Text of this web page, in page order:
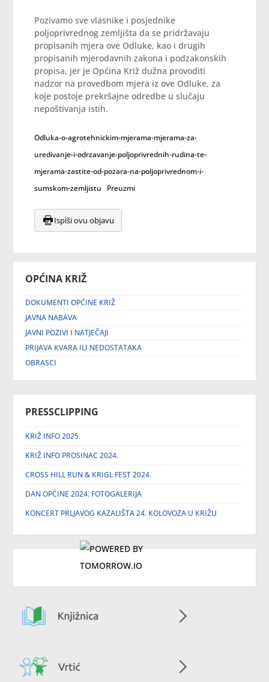
OPĆINA KRIŽ
DOKUMENTI OPĆINE KRIŽ
JAVNA NABAVA
JAVNI POZIVI I NATJEČAJI
PRIJAVA KVARA ILI NEDOSTATAKA
OBRASCI
PRESSCLIPPING
KRIŽ INFO 2025.
KRIŽ INFO PROSINAC 2024.
CROSS HILL RUN & KRIGL FEST 2024.
DAN OPĆINE 2024. FOTOGALERIJA
KONCERT PRLJAVOG KAZALIŠTA 24. KOLOVOZA U KRIŽU
Pozivamo sve vlasnike i posjednike
poljoprivrednog zemljišta da se pridržavaju
propisanih mjera ove Odluke, kao i drugih
propisanih mjerodavnih zakona i podzakonskih
propisa, jer je Općina Križ dužna provoditi
nadzor na provedbom mjera iz ove Odluke, za
koje postoje prekršajne odredbe u slučaju
nepoštivanja istih.
Odluka-o-agrotehnickim-mjerama-mjerama-za-
uredivanje-i-odrzavanje-poljoprivrednih-rudina-te-
mjerama-zastite-od-pozara-na-poljoprivrednom-i-
sumskom-zemljistu
Preuzmi
Ispiši ovu objavu